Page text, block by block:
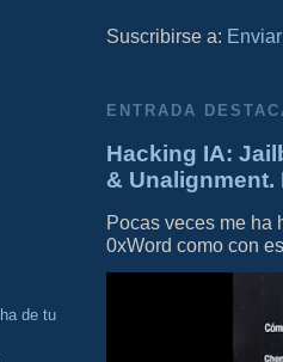
de tu
Suscribirse a:
ENTRADA
Hacking IA:
&
Pocas veces me ha
0xWord como con